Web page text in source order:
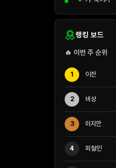
랭킹 보드
🔥 이번 주 순위
1 이찬
2 비상
3 미지안
4 피철인